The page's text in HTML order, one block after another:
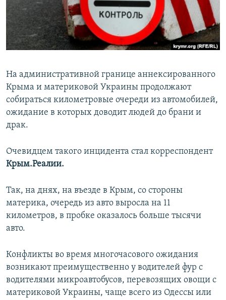
ПОБЕДИТЕЛЕЙ НЕ СУДЯТ?
КРЫМ.НЕПОКОРЕННЫЙ
ELIFBE
ПРИСОЕДИНЯЙТЕСЬ!
Все сайты RFE/RL
На административной границе аннексированного
Крыма и материковой Украины продолжают
собираться километровые очереди из автомобилей,
ожидание в которых доводит людей до брани и
драк.
Очевидцем такого инцидента стал корреспондент
Крым.Реалии.
Так, на днях, на въезде в Крым, со стороны
материка, очередь из авто выросла на 11
километров, в пробке оказалось больше тысячи
авто.
Конфликты во время многочасового ожидания
возникают преимущественно у водителей фур с
водителями микроавтобусов, перевозящих овощи с
материковой Украины, чаще всего из Одессы или